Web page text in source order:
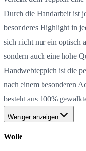
Durch die Handarbeit ist
besonderes Highlight in
sich nicht nur ein optisch
sondern auch eine hohe
Handwebteppich ist die
nach einem besonderen
besteht aus 100%
Weniger anzeigen
Wolle